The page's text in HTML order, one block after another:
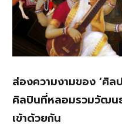
ส่องความงามของ ‘ศิล
ศิลปินที่หลอมรวมวัฒน
เข้าด้วยกัน